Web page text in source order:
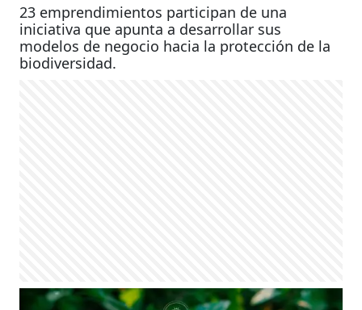
23 emprendimientos participan de una
iniciativa que apunta a desarrollar sus
modelos de negocio hacia la protección de la
biodiversidad.